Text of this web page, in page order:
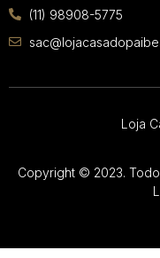
(11) 98908-5775
Loja
Copyright © 2023.